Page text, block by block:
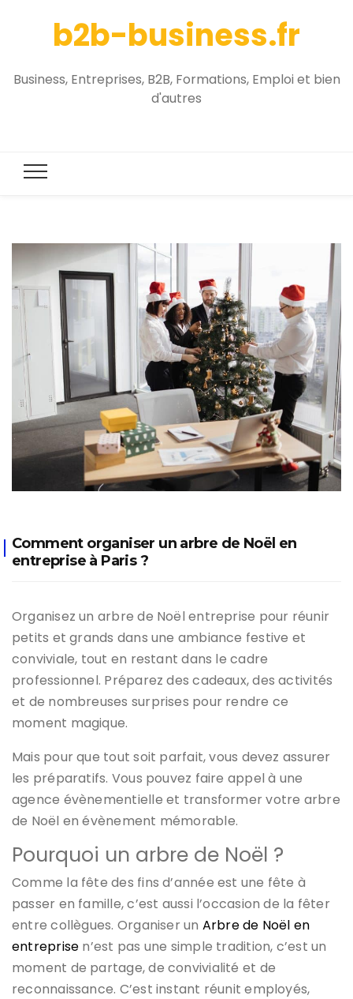
b2b-business.fr
Business, Entreprises, B2B, Formations, Emploi et bien
d'autres
Comment organiser un arbre de Noël en
entreprise à Paris ?
Organisez un arbre de Noël entreprise pour réunir
petits et grands dans une ambiance festive et
conviviale, tout en restant dans le cadre
professionnel. Préparez des cadeaux, des activités
et de nombreuses surprises pour rendre ce
moment magique.
Mais pour que tout soit parfait, vous devez assurer
les préparatifs. Vous pouvez faire appel à une
agence évènementielle et transformer votre arbre
de Noël en évènement mémorable.
Pourquoi un arbre de Noël ?
Comme la fête des fins d’année est une fête à
passer en famille, c’est aussi l’occasion de la fêter
entre collègues. Organiser un Arbre de Noël en
entreprise n’est pas une simple tradition, c’est un
moment de partage, de convivialité et de
reconnaissance. C’est instant réunit employés,